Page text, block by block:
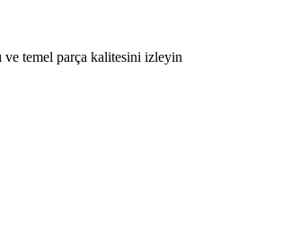
ve temel parça kalitesini izleyin